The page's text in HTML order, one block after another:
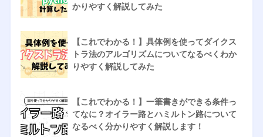
かりやすく解説してみた
【これでわかる！】具体例を使ってダイクス
トラ法のアルゴリズムについてなるべくわか
りやすく解説してみた
【これでわかる！】一筆書きができる条件っ
てなに？オイラー路とハミルトン路について
なるべく分かりやすく解説します！